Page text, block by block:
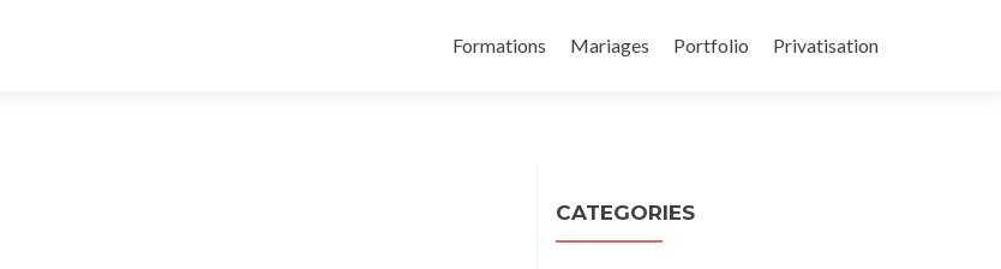
Formations Mariages Portfolio Privatisation
CATEGORIES